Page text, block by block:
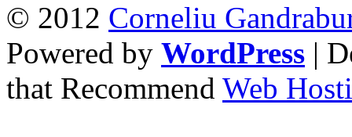
© 2012 Corneliu
Powered by WordPress |
that Recommend Web